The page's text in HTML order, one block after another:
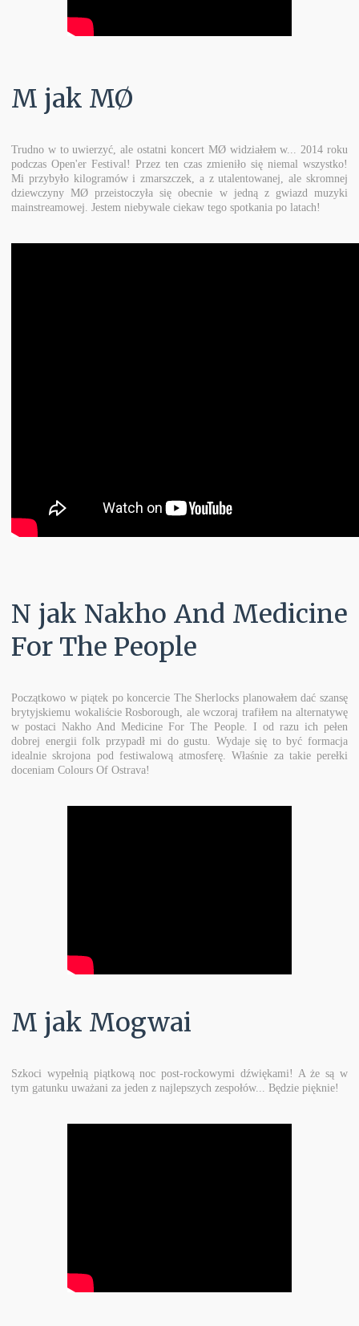
M jak MØ
Trudno w to uwierzyć, ale ostatni koncert MØ widziałem w... 2014 roku
podczas Open'er Festival! Przez ten czas zmieniło się niemal wszystko!
Mi przybyło kilogramów i zmarszczek, a z utalentowanej, ale skromnej
dziewczyny MØ przeistoczyła się obecnie w jedną z gwiazd muzyki
mainstreamowej. Jestem niebywale ciekaw tego spotkania po latach!
N jak Nakho And Medicine
For The People
Początkowo w piątek po koncercie The Sherlocks planowałem dać szansę
brytyjskiemu wokaliście Rosborough, ale wczoraj trafiłem na alternatywę
w postaci Nakho And Medicine For The People. I od razu ich pełen
dobrej energii folk przypadł mi do gustu. Wydaje się to być formacja
idealnie skrojona pod festiwalową atmosferę. Właśnie za takie perełki
doceniam Colours Of Ostrava!
M jak Mogwai
Szkoci wypełnią piątkową noc post-rockowymi dźwiękami! A że są w
tym gatunku uważani za jeden z najlepszych zespołów... Będzie pięknie!